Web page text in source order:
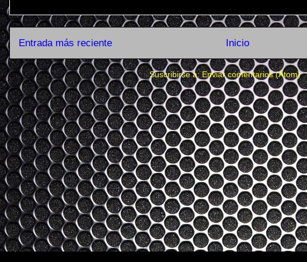
Entrada más reciente Inicio
Suscribirse a:Enviar comentarios (Atom)